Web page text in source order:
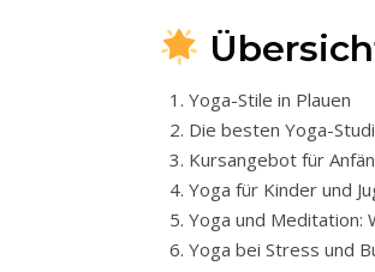
Yoga-Stile in Plauen
Die besten Yoga-
Kursangebot für
Yoga für Kinder und
Yoga und Meditation:
Yoga bei Stress und